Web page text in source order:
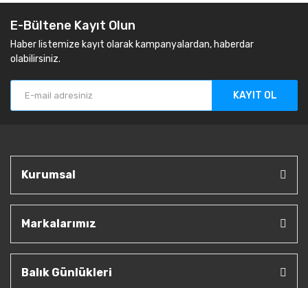
E-Bültene Kayıt Olun
Haber listemize kayıt olarak kampanyalardan, haberdar
olabilirsiniz.
KAYIT OL
Kurumsal
Markalarımız
Balık Günlükleri